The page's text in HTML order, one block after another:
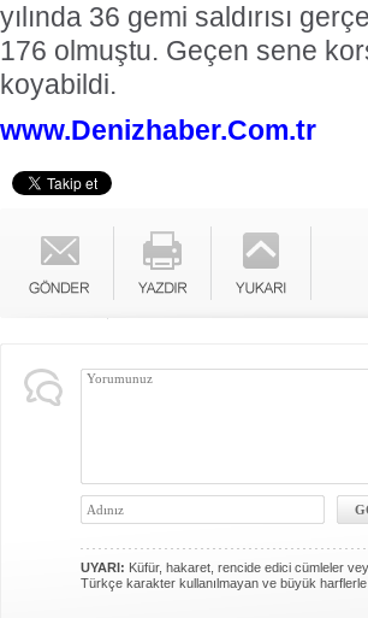
yılında 36 gemi saldırısı
176 olmuştu. Geçen sene
koyabildi.
www.Denizhaber.Com.tr
UYARI: Küfür, hakaret, rencide edici cümleler
Türkçe karakter kullanılmayan ve büyük